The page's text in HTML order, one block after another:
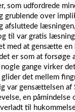
som udfordrede
grublende over
afsluttede
til var gratis
med at gensætte en
er som at forsøge
gange virker
det mellem
var gensættelsen af
en påmindelse
til